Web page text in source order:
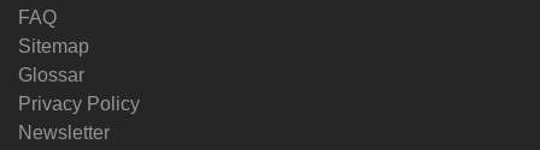
FAQ
Sitemap
Glossar
Privacy Policy
Newsletter